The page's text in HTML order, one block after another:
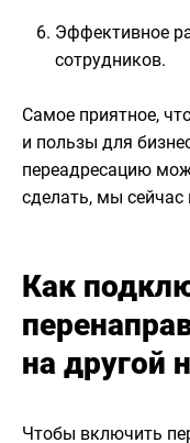
Эффективное
сотрудников.
Самое приятное,
и пользы для
переадресацию
сделать, мы
Как
на другой
Чтобы включить